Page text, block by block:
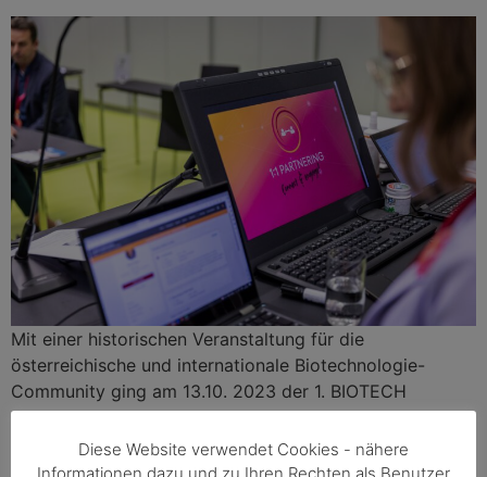
Mit einer historischen Veranstaltung für die
österreichische und internationale Biotechnologie-
Community ging am 13.10. 2023 der 1. BIOTECH
SUMMIT AUSTRIA in Graz nach zwei Tagen
inhaltsreicher Diskussionen und Networking zu Ende.
Diese Website verwendet Cookies - nähere